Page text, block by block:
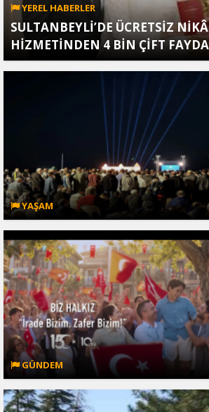
YEREL HABERLER
SULTANBEYLİ’DE ÜCRETSİZ
HİZMETİNDEN 4 BİN ÇİFT
YAŞAM
GÜNDEM